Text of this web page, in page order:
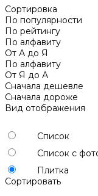
Сортировка
По популярности
По рейтингу
По алфавиту
От А до Я
По алфавиту
От Я до А
Сначала дешевле
Сначала дороже
Вид отображения
Список
Список с
Плитка
Сортировать